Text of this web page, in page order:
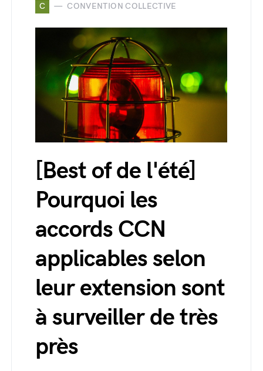
C CONVENTION COLLECTIVE
[Best of de l'été]
Pourquoi les
accords CCN
applicables selon
leur extension sont
à surveiller de très
près